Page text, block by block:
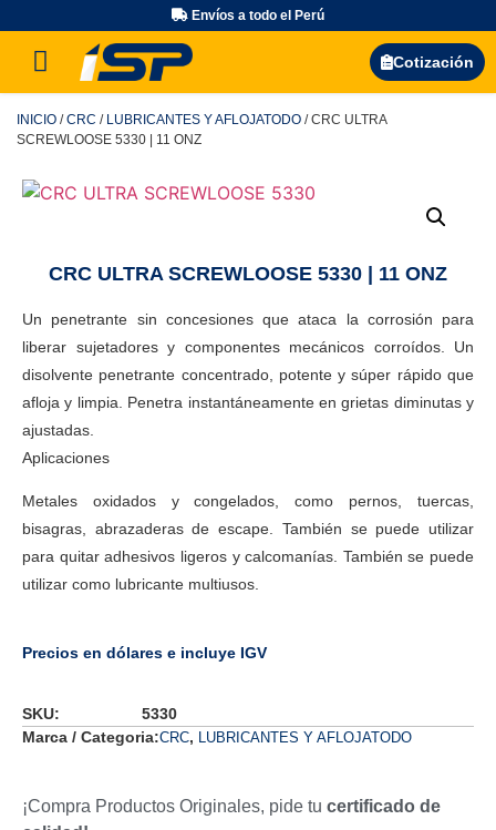
Envíos a todo el Perú
Cotización
INICIO /CRC / LUBRICANTES Y AFLOJATODO / CRC ULTRA
SCREWLOOSE 5330 | 11 ONZ
CRC ULTRA SCREWLOOSE 5330 | 11 ONZ
Un penetrante sin concesiones que ataca la corrosión para
liberar sujetadores y componentes mecánicos corroídos. Un
disolvente penetrante concentrado, potente y súper rápido que
afloja y limpia. Penetra instantáneamente en grietas diminutas y
ajustadas.
Aplicaciones
Metales oxidados y congelados, como pernos, tuercas,
bisagras, abrazaderas de escape. También se puede utilizar
para quitar adhesivos ligeros y calcomanías. También se puede
utilizar como lubricante multiusos.
Precios en dólares e incluye IGV
SKU:
5330
Marca / Categoria:CRC, LUBRICANTES Y AFLOJATODO
¡Compra Productos Originales, pide tu certificado de